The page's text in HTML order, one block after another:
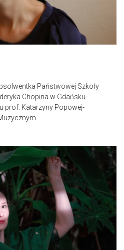
Państwowej Szkoły
Chopina w Gdańsku-
prof. Katarzyny Popowej-